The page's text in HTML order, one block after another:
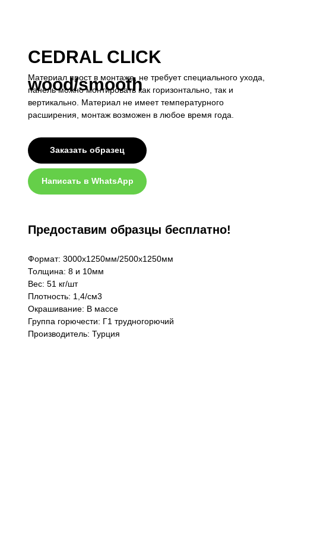
CEDRAL CLICK
wood/smooth
Формат: 3000х1250мм/2500х1250мм
Толщина: 8 и 10мм
Вес: 51 кг/шт
Плотность: 1,4/см3
Окрашивание: В массе
Группа горючести: Г1 трудногорючий
Производитель: Турция
Написать в WhatsApp
Заказать образец
Предоставим образцы бесплатно!
Материал прост в монтаже, не требует специального ухода,
панель можно монтировать как горизонтально, так и
вертикально. Материал не имеет температурного
расширения, монтаж возможен в любое время года.